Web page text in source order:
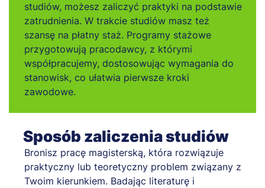
studiów, możesz zaliczyć praktyki na podstawie
zatrudnienia. W trakcie studiów masz też
szansę na płatny staż. Programy stażowe
przygotowują pracodawcy, z którymi
współpracujemy, dostosowując wymagania do
stanowisk, co ułatwia pierwsze kroki
zawodowe.
Sposób zaliczenia studiów
Bronisz pracę magisterską, która rozwiązuje
praktyczny lub teoretyczny problem związany z
Twoim kierunkiem. Badając literaturę i